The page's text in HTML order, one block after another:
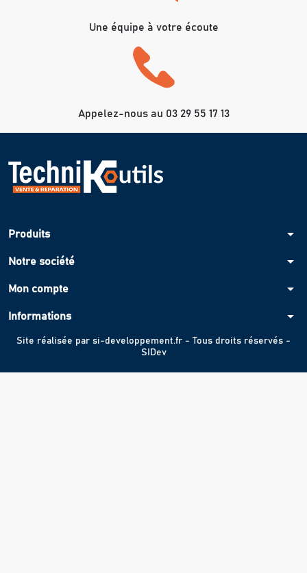
Une équipe à votre écoute
Appelez-nous au 03 29 55 17 13
Produits arrow_drop_down
Notre société arrow_drop_down
Mon compte arrow_drop_down
Informations arrow_drop_down
Site réalisée par si-developpement.fr - Tous droits réservés -
SIDev